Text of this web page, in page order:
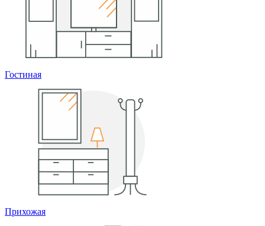
Гостиная
Прихожая